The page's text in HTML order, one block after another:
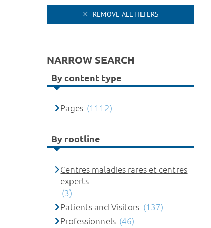
REMOVE ALL FILTERS
NARROW SEARCH
By content type
Pages (1112)
By rootline
Centres maladies rares et centres
experts
(3)
Patients and Visitors (137)
Professionnels (46)